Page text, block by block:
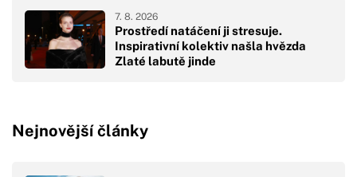
Prostředí natáčení ji stresuje.
Inspirativní kolektiv našla hvězda
Zlaté labutě jinde
7. 8. 2026
Nejnovější články